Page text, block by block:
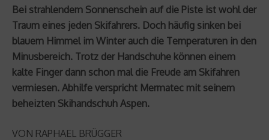
Bei strahlendem Sonnenschein auf die Piste ist wohl der
Traum eines jeden Skifahrers. Doch häufig sinken bei
blauem Himmel im Winter auch die Temperaturen in den
Minusbereich. Trotz der Handschuhe können einem
kalte Finger dann schon mal die Freude am Skifahren
vermiesen. Abhilfe verspricht Mermatec mit seinem
beheizten Skihandschuh Aspen.
VON RAPHAEL BRÜGGER